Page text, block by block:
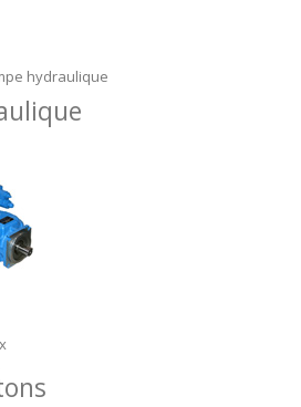
hydraulique